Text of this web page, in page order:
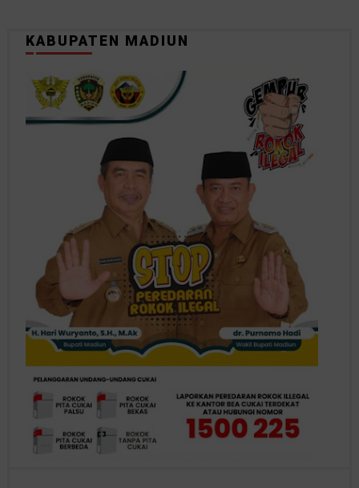
KABUPATEN MADIUN